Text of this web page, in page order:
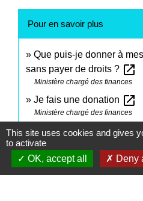
Pour en savoir plus
Que puis-je donner à
sans payer de droits ? open_in_new
Ministère chargé des finances
Je fais une donation open_in_new
Ministère chargé des finances
Signaler
This site uses cookies and gives
to activate
OK, accept all
Deny